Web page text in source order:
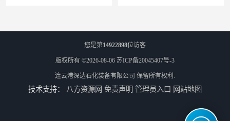
您是第14922898位访客
版权所有 ©2026-08-06 苏ICP备20045407号-3
连云港深达石化装备有限公司 保留所有权利.
技术支持： 八方资源网 免责声明 管理员入口 网站地图